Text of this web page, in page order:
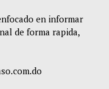
en informar
de forma rapida,